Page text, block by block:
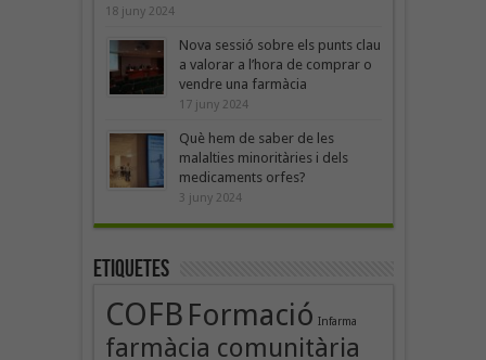
18 juny 2024
Nova sessió sobre els punts clau
a valorar a l’hora de comprar o
vendre una farmàcia
17 juny 2024
Què hem de saber de les
malalties minoritàries i dels
medicaments orfes?
3 juny 2024
Etiquetes
COFB Formació Infarma
farmàcia comunitària